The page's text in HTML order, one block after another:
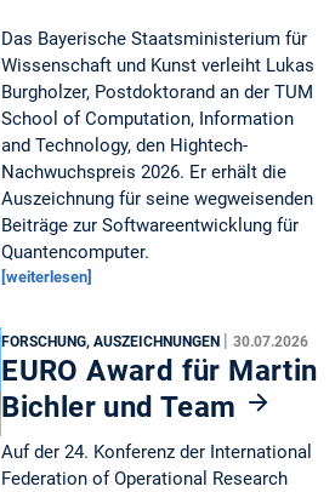
Das Bayerische Staatsministerium für
Wissenschaft und Kunst verleiht Lukas
Burgholzer, Postdoktorand an der TUM
School of Computation, Information
and Technology, den Hightech-
Nachwuchspreis 2026. Er erhält die
Auszeichnung für seine wegweisenden
Beiträge zur Softwareentwicklung für
Quantencomputer.
[weiterlesen]
FORSCHUNG, AUSZEICHNUNGEN |30.07.2026
EURO Award für Martin
Bichler und Team
Auf der 24. Konferenz der International
Federation of Operational Research